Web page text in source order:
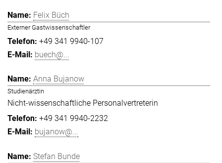
Felix Büch
Externer Gastwissenschaftler
+49 341 9940-107
buech@...
Anna Bujanow
Studienärztin
Nicht-wissenschaftliche Personalvertreterin
+49 341 9940-2232
bujanow@...
Stefan Bunde